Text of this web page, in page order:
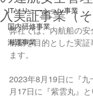
ITソリューション事業
国内研修事業
海運事業
入実証事業（そ
弊社では、内航船の
構築を目的とした実
ます。
2023年8月19日に『九
月17日に『紫雲丸』